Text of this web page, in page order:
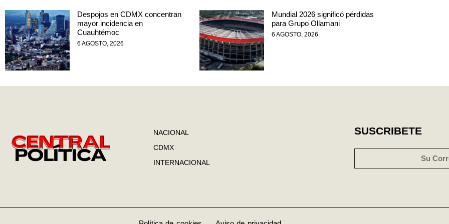
Despojos en CDMX concentran
mayor incidencia en
Cuauhtémoc
6 AGOSTO, 2026
Mundial 2026 significó pérdidas
para Grupo Ollamani
6 AGOSTO, 2026
NACIONAL
CDMX
INTERNACIONAL
SUSCRIBETE